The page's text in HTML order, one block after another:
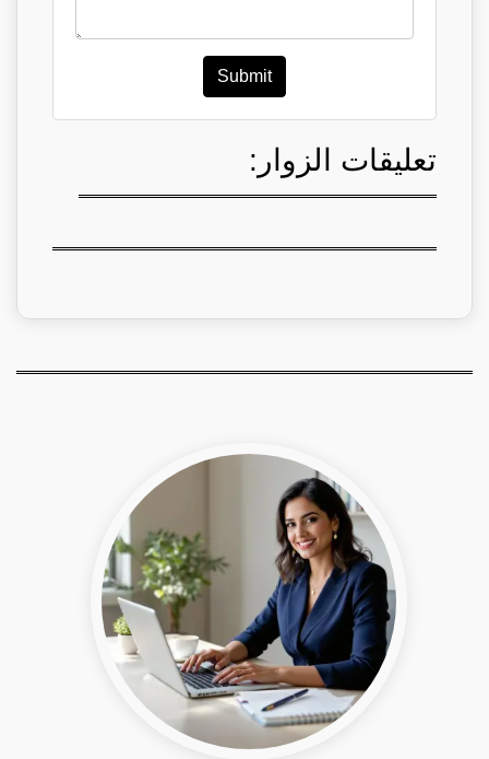
Submit
تعليقات الزوار: